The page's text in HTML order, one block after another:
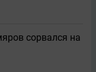
сорвался на